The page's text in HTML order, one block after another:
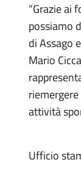
“Grazie ai
possiamo
di Assago
Mario
attività
Ufficio